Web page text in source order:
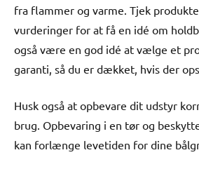
fra flammer og varme. Tjek
vurderinger for at få en idé om
også være en god idé at vælge et
garanti, så du er dækket, hvis der
Husk også at opbevare dit udstyr
brug. Opbevaring i en tør og
kan forlænge levetiden for dine